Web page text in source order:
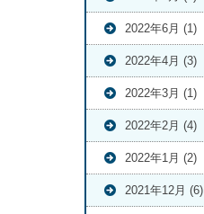
2022年6月 (1)
2022年4月 (3)
2022年3月 (1)
2022年2月 (4)
2022年1月 (2)
2021年12月 (6)